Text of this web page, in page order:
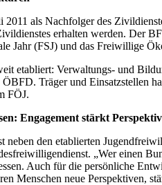
als Nachfolger des
erhalten werden. Der
Jahr (FSJ) und das Freiwillige
etabliert: Verwaltungs- und
Träger und Einsatzstellen
FÖJ.
Engagement stärkt
den etablierten
„Wer einen
Auch für die persönliche
Menschen neue Perspektiven,